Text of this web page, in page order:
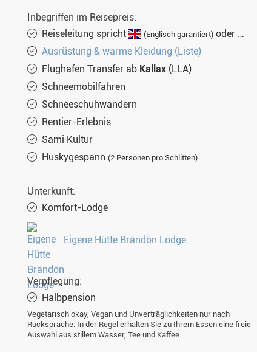
Inbegriffen im Reisepreis:
Reiseleitung spricht
(Englisch garantiert) oder
Ausrüstung & warme Kleidung (Liste)
Flughafen Transfer ab Kallax (LLA)
Schneemobilfahren
Schneeschuhwandern
Rentier-Erlebnis
Sami Kultur
Huskygespann (2 Personen pro Schlitten)
Unterkunft:
Komfort-Lodge
Eigene Hütte Brändön Lodge
Verpflegung:
Halbpension
Vegetarisch okay, Vegan und Unverträglichkeiten nur nach
Rücksprache. In der Regel erhalten Sie zu Ihrem Essen eine freie
Auswahl aus stillem Wasser, Tee und Kaffee.